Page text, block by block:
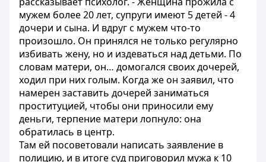
мужем более 20 лет, супруги имеют 5 детей - 4
дочери и сына. И вдруг с мужем что-то
произошло. Он принялся не только регулярно
избивать жену, но и издеваться над детьми. По
словам матери, он… домогался своих дочерей,
ходил при них голым. Когда же он заявил, что
намерен заставить дочерей заниматься
проституцией, чтобы они приносили ему
деньги, терпение матери лопнуло: она
обратилась в центр.
Там ей посоветовали написать заявление в
полицию, и в итоге суд приговорил мужа к 10